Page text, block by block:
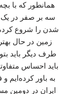
همانطور که با
سه بر صفر در یک
شدن را شروع
زمین در حال
طرف دیگر باید
باید احساس
به باور کرده‌ایم
ایران در دومین